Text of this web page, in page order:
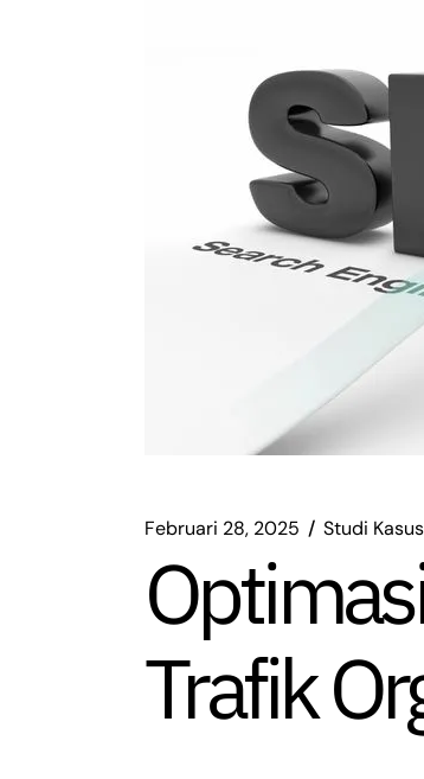
Februari 28, 2025 Studi
Trafik